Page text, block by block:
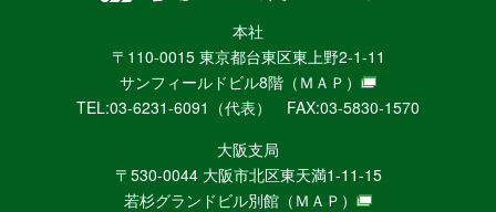
産
業
新
聞
社
ニ
ュ
本社
〒110-0015 東京都台東区東上野2-1-11
サンフィールドビル8階 （ＭＡＰ）
TEL:03-6231-6091（代表） FAX:03-5830-1570
大阪支局
〒530-0044 大阪市北区東天満1-11-15
若杉グランドビル別館 （ＭＡＰ）